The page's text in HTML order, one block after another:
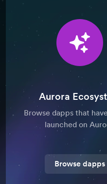
Aurora
Browse dapps that
launched on
Browse dapps